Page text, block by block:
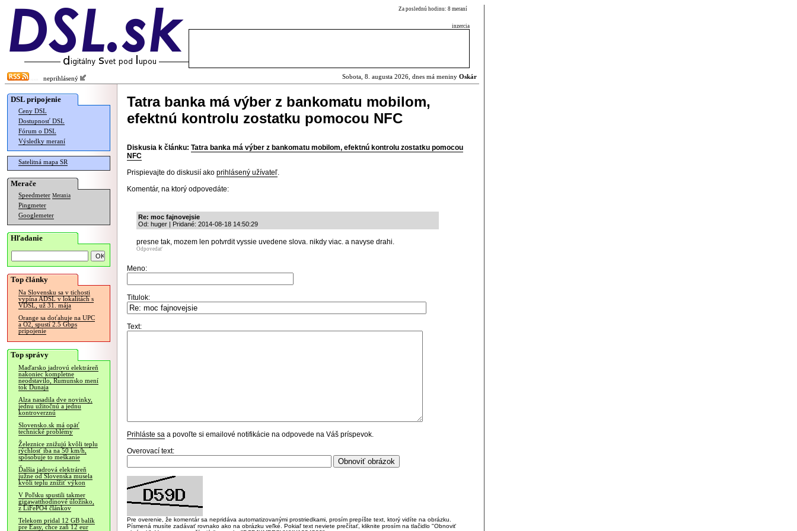
Za poslednú hodinu: 8 meraní
inzercia
neprihlásený Sobota, 8. augusta 2026, dnes má meniny Oskár
DSL pripojenie
Ceny DSL
Dostupnosť DSL
Fórum o DSL
Výsledky meraní
Satelitná mapa SR
Merače
Speedmeter Merania
Pingmeter
Googlemeter
Hľadanie
Top články
Na Slovensku sa v tichosti
vypína ADSL v lokalitách s
VDSL, už 31. mája
Orange sa doťahuje na UPC
a O2, spustí 2.5 Gbps
pripojenie
Top správy
Maďarsko jadrovú elektráreň
nakoniec kompletne
neodstavilo, Rumunsko mení
tok Dunaja
Alza nasadila dve novinky,
jednu užitočnú a jednu
kontroverznú
Slovensko.sk má opäť
technické problémy
Železnice znižujú kvôli teplu
rýchlosť iba na 50 km/h,
spôsobuje to meškanie
Ďalšia jadrová elektráreň
južne od Slovenska musela
kvôli teplu znížiť výkon
V Poľsku spustili takmer
gigawatthodinové úložisko,
z LiFePO4 článkov
Telekom pridal 12 GB balík
pre Easy, chce zaň 12 eur
Tatra banka má výber z bankomatu mobilom,
efektnú kontrolu zostatku pomocou NFC
Diskusia k článku: Tatra banka má výber z bankomatu mobilom, efektnú kontrolu zostatku pomocou
NFC
Prispievajte do diskusií ako prihlásený užívateľ.
Komentár, na ktorý odpovedáte:
Re: moc fajnovejsie
Od: huger | Pridané: 2014-08-18 14:50:29
presne tak, mozem len potvrdit vyssie uvedene slova. nikdy viac. a navyse drahi.
Odpovedať
Meno:
Titulok:
Text:
Prihláste sa a povoľte si emailové notifikácie na odpovede na Váš príspevok.
Overovací text:
Pre overenie, že komentár sa nepridáva automatizovanými prostriedkami, prosím prepíšte text, ktorý vidíte na obrázku.
Písmená musíte zadávať rovnako ako na obrázku veľké. Pokiaľ text neviete prečítať, kliknite prosím na tlačidlo "Obnoviť